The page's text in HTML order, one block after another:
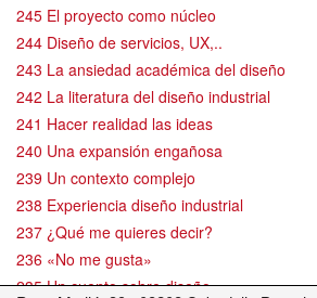
245 El proyecto como núcleo
244 Diseño de servicios, UX,..
243 La ansiedad académica del diseño
242 La literatura del diseño industrial
241 Hacer realidad las ideas
240 Una expansión engañosa
239 Un contexto complejo
238 Experiencia diseño industrial
237 ¿Qué me quieres decir?
236 «No me gusta»
235 Un cuento sobre diseño